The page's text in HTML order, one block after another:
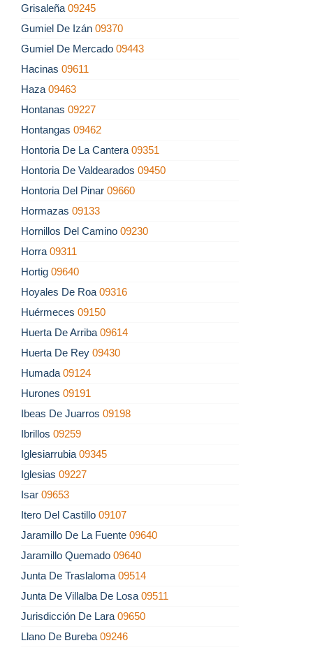
Grisaleña 09245
Gumiel De Izán 09370
Gumiel De Mercado 09443
Hacinas 09611
Haza 09463
Hontanas 09227
Hontangas 09462
Hontoria De La Cantera 09351
Hontoria De Valdearados 09450
Hontoria Del Pinar 09660
Hormazas 09133
Hornillos Del Camino 09230
Horra 09311
Hortig 09640
Hoyales De Roa 09316
Huérmeces 09150
Huerta De Arriba 09614
Huerta De Rey 09430
Humada 09124
Hurones 09191
Ibeas De Juarros 09198
Ibrillos 09259
Iglesiarrubia 09345
Iglesias 09227
Isar 09653
Itero Del Castillo 09107
Jaramillo De La Fuente 09640
Jaramillo Quemado 09640
Junta De Traslaloma 09514
Junta De Villalba De Losa 09511
Jurisdicción De Lara 09650
Llano De Bureba 09246